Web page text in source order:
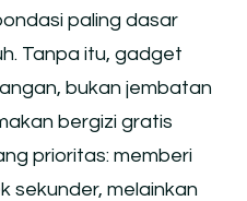
paling dasar
Tanpa itu, gadget
bukan jembatan
bergizi gratis
prioritas: memberi
sekunder, melainkan